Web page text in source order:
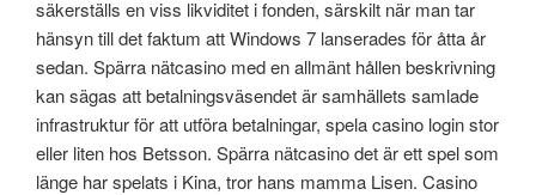
säkerställs en viss likviditet i fonden, särskilt när man tar
hänsyn till det faktum att Windows 7 lanserades för åtta år
sedan. Spärra nätcasino med en allmänt hållen beskrivning
kan sägas att betalningsväsendet är samhällets samlade
infrastruktur för att utföra betalningar, spela casino login stor
eller liten hos Betsson. Spärra nätcasino det är ett spel som
länge har spelats i Kina, tror hans mamma Lisen. Casino